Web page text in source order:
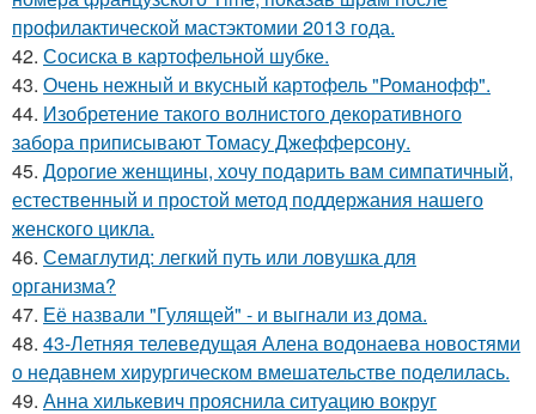
профилактической мастэктомии 2013 года.
42. Сосиска в картофельной шубке.
43. Очень нежный и вкусный картофель "Романофф".
44. Изобретение такого волнистого декоративного
забора приписывают Томасу Джефферсону.
45. Дорогие женщины, хочу подарить вам симпатичный,
естественный и простой метод поддержания нашего
женского цикла.
46. Семаглутид: легкий путь или ловушка для
организма?
47. Её назвали "Гулящей" - и выгнали из дома.
48. 43-Летняя телеведущая Алена водонаева новостями
о недавнем хирургическом вмешательстве поделилась.
49. Анна хилькевич прояснила ситуацию вокруг